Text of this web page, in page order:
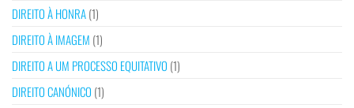
DIREITO À HONRA(1)
DIREITO À IMAGEM (1)
DIREITO A UM PROCESSO EQUITATIVO (1)
DIREITO CANÓNICO (1)